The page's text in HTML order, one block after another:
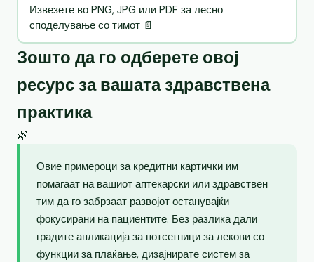
Извезете во PNG, JPG или PDF за лесно
споделување со тимот 📄
Зошто да го одберете овој
ресурс за вашата здравствена
практика
🌿
Овие примероци за кредитни картички им
помагаат на вашиот аптекарски или здравствен
тим да го забрзаат развојот останувајќи
фокусирани на пациентите. Без разлика дали
градите апликација за потсетници за лекови со
функции за плаќање, дизајнирате систем за